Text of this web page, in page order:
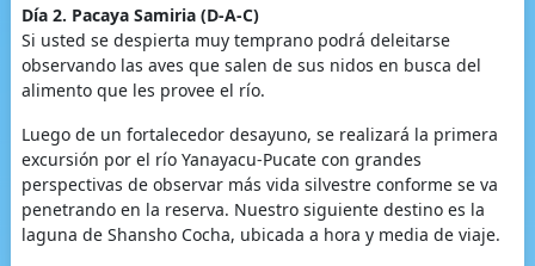
Día 2. Pacaya Samiria (D-A-C)
Si usted se despierta muy temprano podrá deleitarse
observando las aves que salen de sus nidos en busca del
alimento que les provee el río.
Luego de un fortalecedor desayuno, se realizará la primera
excursión por el río Yanayacu-Pucate con grandes
perspectivas de observar más vida silvestre conforme se va
penetrando en la reserva. Nuestro siguiente destino es la
laguna de Shansho Cocha, ubicada a hora y media de viaje.